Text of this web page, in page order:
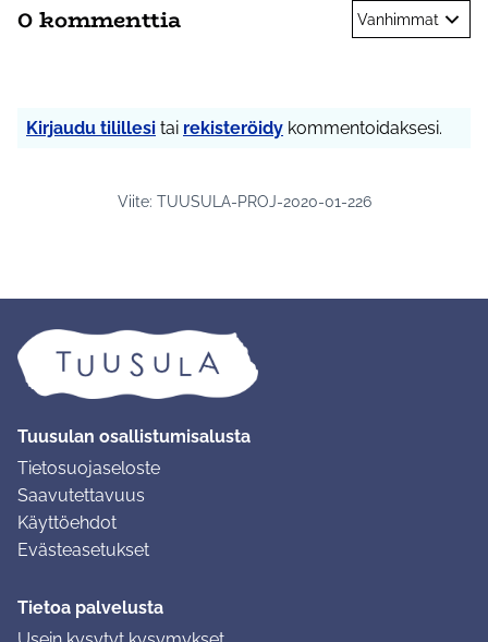
0 kommenttia Vanhimmat
Kirjaudu tilillesi tai rekisteröidy kommentoidaksesi.
Viite: TUUSULA-PROJ-2020-01-226
Tuusulan osallistumisalusta
Tietosuojaseloste
Saavutettavuus
Käyttöehdot
Evästeasetukset
Tietoa palvelusta